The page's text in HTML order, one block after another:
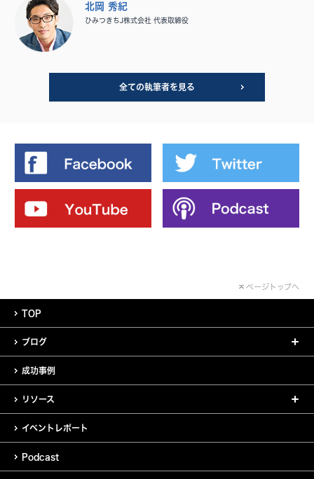
北岡 秀紀
ひみつきちJ株式会社 代表取締役
全ての執筆者を見る
ページトップへ
TOP
ブログ
成功事例
リソース
イベントレポート
Podcast